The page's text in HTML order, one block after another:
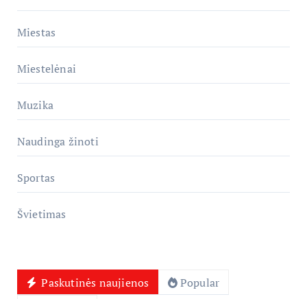
Miestas
Miestelėnai
Muzika
Naudinga žinoti
Sportas
Švietimas
Paskutinės naujienos
Popular